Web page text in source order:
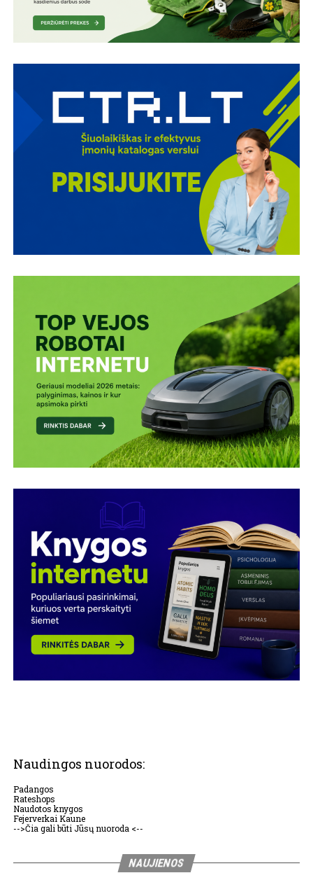
Naudingos nuorodos:
Padangos
Rateshops
Naudotos knygos
Fejerverkai Kaune
-->Čia gali būti Jūsų nuoroda <--
NAUJIENOS